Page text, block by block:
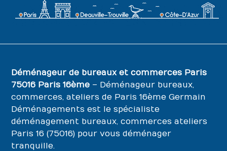
Déménageur de bureaux et commerces Paris
75016 Paris 16ème – Déménageur bureaux,
commerces, ateliers de Paris 16ème Germain
Déménagements est le spécialiste
déménagement bureaux, commerces ateliers
Paris 16 (75016) pour vous déménager
tranquille.